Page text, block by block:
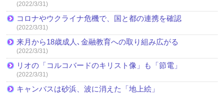
(2022/3/31)
コロナやウクライナ危機で、国と都の連携を確認
(2022/3/31)
来月から18歳成人､金融教育への取り組み広がる
(2022/3/31)
リオの「コルコバードのキリスト像」も「節電」
(2022/3/31)
キャンバスは砂浜、波に消えた「地上絵」